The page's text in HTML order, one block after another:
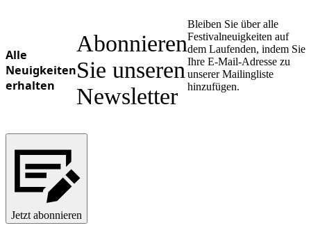
Alle
Neuigkeiten
erhalten
Abonnieren
Sie unseren
Newsletter
Bleiben Sie über alle
Festivalneuigkeiten auf
dem Laufenden, indem Sie
Ihre E-Mail-Adresse zu
unserer Mailingliste
hinzufügen.
Jetzt abonnieren